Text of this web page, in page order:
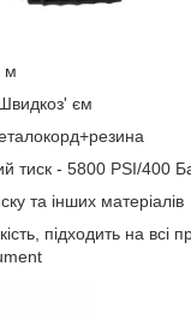
м
єм
тиск - 5800 PSI/400
та інших матеріалів
підходить на всі